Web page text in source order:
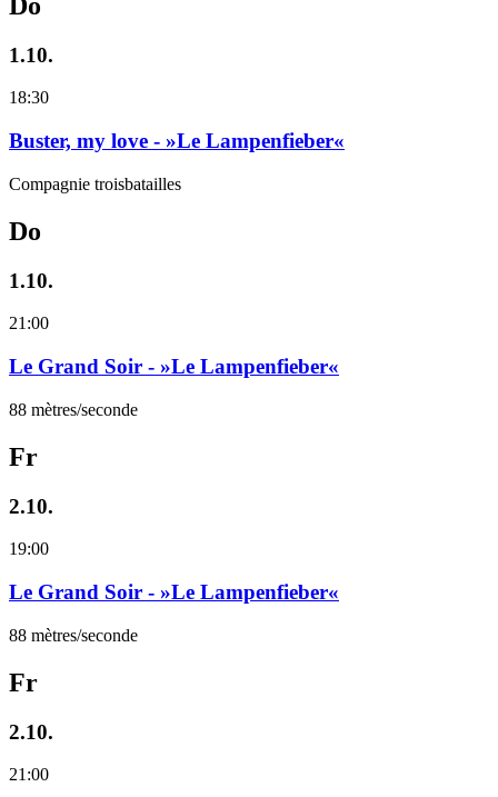
1.10.
18:30
Buster, my love - »Le Lampenfieber«
Compagnie troisbatailles
Do
1.10.
21:00
Le Grand Soir - »Le Lampenfieber«
88 mètres/seconde
Fr
2.10.
19:00
Le Grand Soir - »Le Lampenfieber«
88 mètres/seconde
Fr
2.10.
21:00